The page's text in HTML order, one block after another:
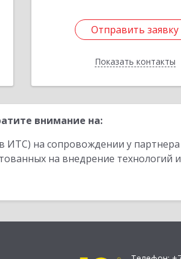
Отправить заявку
Показать контакты
Отправить заявку
Назад
внимание на:
ИТС) на сопровождении у
на внедрение